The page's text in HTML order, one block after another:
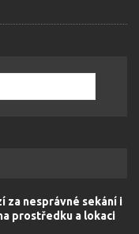
za nesprávné sekání i
prostředku a lokaci